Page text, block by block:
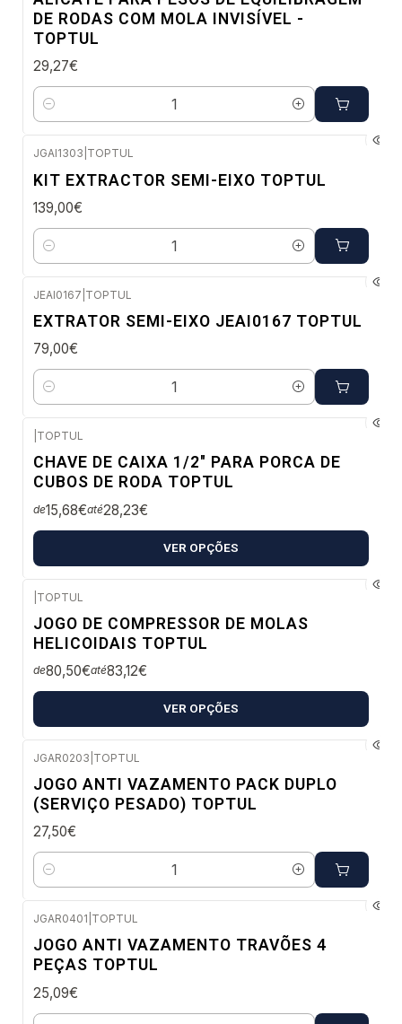
DE RODAS COM MOLA INVISÍVEL -
TOPTUL
29,27€
Quantidade
JGAI1303 TOPTUL
KIT EXTRACTOR SEMI-EIXO TOPTUL
139,00€
Quantidade
JEAI0167 TOPTUL
EXTRATOR SEMI-EIXO JEAI0167 TOPTUL
79,00€
Quantidade
TOPTUL
CHAVE DE CAIXA 1/2" PARA PORCA DE
CUBOS DE RODA TOPTUL
de15,68€até28,23€
VER OPÇÕES
TOPTUL
JOGO DE COMPRESSOR DE MOLAS
HELICOIDAIS TOPTUL
de80,50€até83,12€
VER OPÇÕES
JGAR0203 TOPTUL
JOGO ANTI VAZAMENTO PACK DUPLO
(SERVIÇO PESADO) TOPTUL
27,50€
Quantidade
JGAR0401 TOPTUL
JOGO ANTI VAZAMENTO TRAVÕES 4
PEÇAS TOPTUL
25,09€